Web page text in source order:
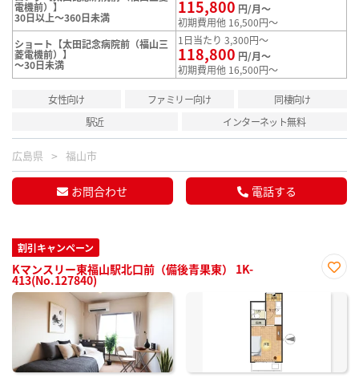
電機前）】
30日以上～360日未満
115,800 円/月～
初期費用他 16,500円～
ショート【太田記念病院前（福山三
菱電機前）】
～30日未満
1日当たり 3,300円～
118,800 円/月～
初期費用他 16,500円～
女性向け ファミリー向け
同棲向け
駅近
インターネット無料
広島県 福山市
お問合わせ 電話する
割引キャンペーン
Kマンスリー東福山駅北口前（備後青果東） 1K-
413(No.127840)
に入